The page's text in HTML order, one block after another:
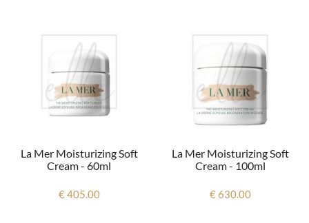
La Mer Moisturizing Soft
Cream - 60ml
€ 405.00
La Mer Moisturizing Soft
Cream - 100ml
€ 630.00